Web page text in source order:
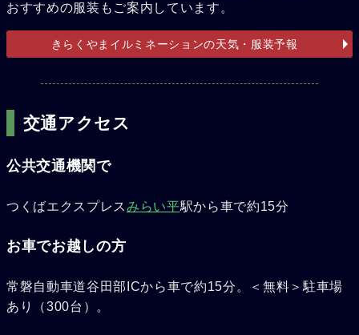
おすすめの服装もご案内しています。
きらくやまイルミネーションの天気・服装予報
交通アクセス
公共交通機関で
つくばエクスプレスみらい平駅から車で約15分
お車でお越しの方
常磐自動車道谷田部ICから車で約15分。＜無料＞駐車場
あり（300台）。